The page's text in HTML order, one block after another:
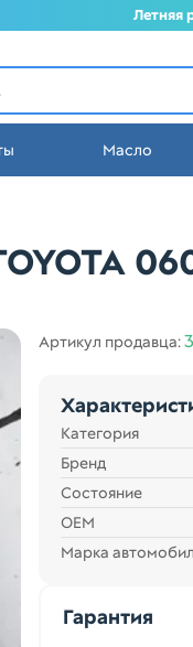
Летняя
Масло
в Екатеринбурге
Артикул продавца:
Категория
Бренд
Состояние
ОЕМ
Марка
Гарантия